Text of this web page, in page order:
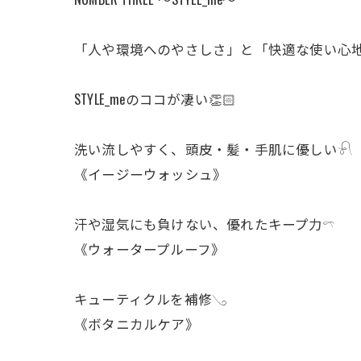
「人や環境へのやさしさ」と「快適な使い心
STYLE_meのココが凄い👏🏻
洗い流しやすく、頭皮・髪・手肌に優しい𓍯
《イージーウォッシュ》
汗や湿気にも負けない、優れたキープ力𓍼
《ウォータープルーフ》
キューティクルを補修𓂅
《ボタニカルケア》